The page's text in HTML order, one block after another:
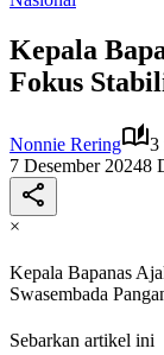
Kepala
Fokus
Nonnie Rering
3
7 Desember 20248
×
Kepala Bapanas
Swasembada
Sebarkan artikel ini